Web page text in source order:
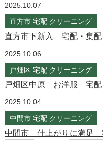
2025.10.07
直方市 宅配 クリーニング
直方市下新入 宅配・集配
2025.10.06
戸畑区 宅配 クリーニング
戸畑区中原 お洋服 宅
2025.10.04
中間市 宅配 クリーニング
中間市 仕上がりに満足